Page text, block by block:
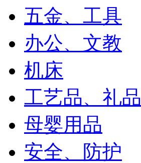
五金、工具
办公、文教
机床
工艺品、礼品
母婴用品
安全、防护